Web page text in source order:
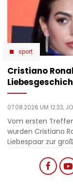
sport
Cristiano
07.08.2026 UM 12:33,
Vom ersten
wurden Cristiano
Liebespaar zur